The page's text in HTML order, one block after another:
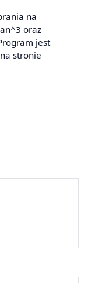
na
oraz
jest
stronie